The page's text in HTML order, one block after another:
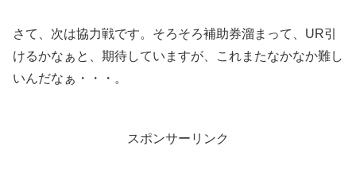
さて、次は協力戦です。そろそろ補助券溜まって、UR引
けるかなぁと、期待していますが、これまたなかなか難し
いんだなぁ・・・。
スポンサーリンク